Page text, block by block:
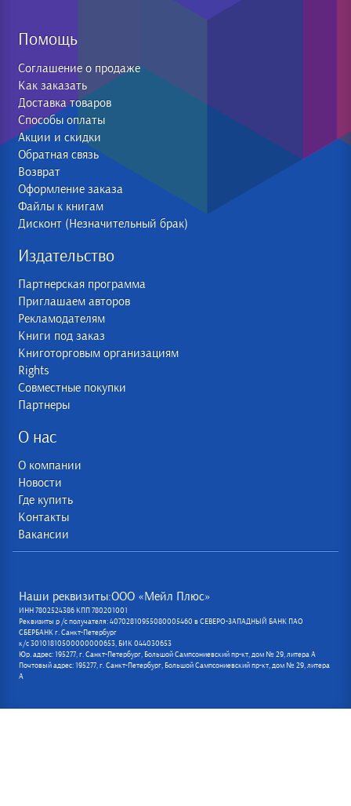
Помощь
Соглашение о продаже
Как заказать
Доставка товаров
Способы оплаты
Акции и скидки
Обратная связь
Возврат
Оформление заказа
Файлы к книгам
Дисконт (Незначительный брак)
Издательство
Партнерская программа
Приглашаем авторов
Рекламодателям
Книги под заказ
Книготорговым организациям
Rights
Совместные покупки
Партнеры
О нас
О компании
Новости
Где купить
Контакты
Вакансии
Наши реквизиты:ООО «Мейл Плюс»
ИНН 7802524386 КПП 780201001
Реквизиты р /с получателя: 40702810955080005460 в СЕВЕРО-ЗАПАДНЫЙ БАНК ПАО
СБЕРБАНК г. Санкт-Петербург
к/с 30101810500000000653, БИК 044030653
Юр. адрес: 195277, г. Санкт-Петербург, Большой Сампсониевский пр-кт, дом № 29, литера А
Почтовый адрес: 195277, г. Санкт-Петербург, Большой Сампсониевский пр-кт, дом № 29, литера
А